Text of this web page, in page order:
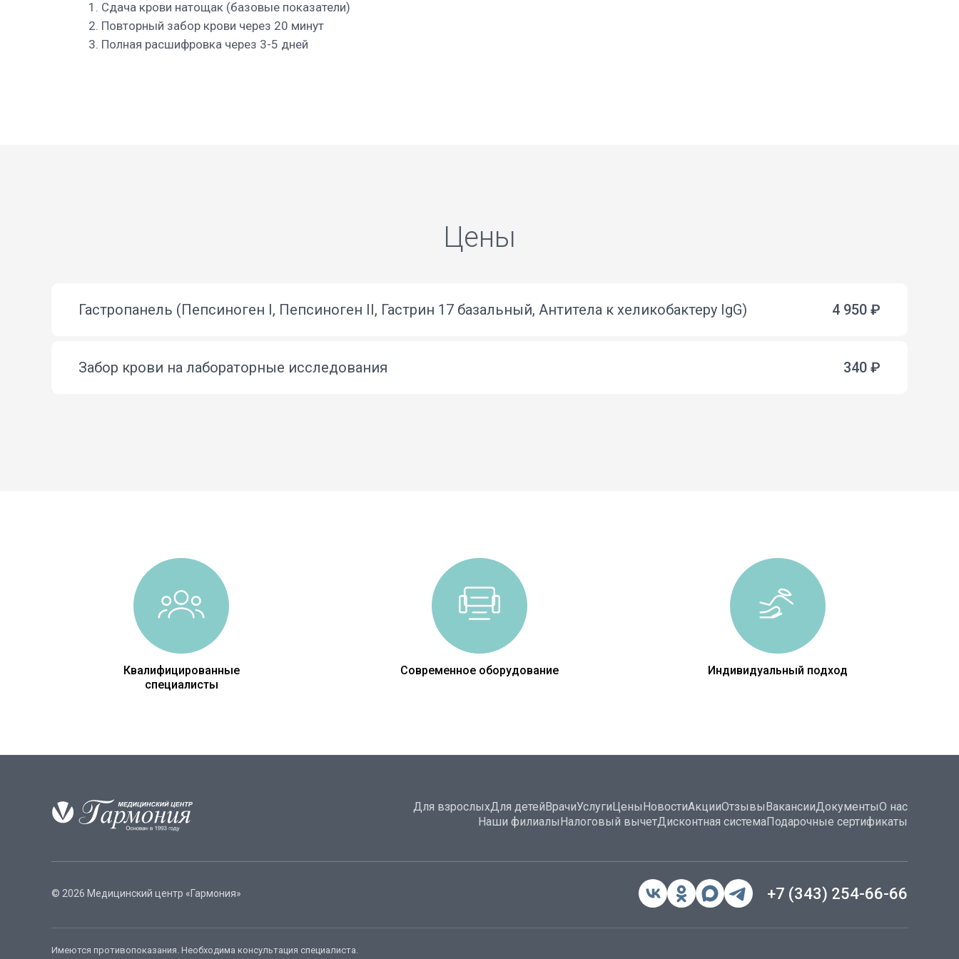
Сдача крови натощак (базовые показатели)
Повторный забор крови через 20 минут
Полная расшифровка через 3-5 дней
Цены
Гастропанель (Пепсиноген I, Пепсиноген II, Гастрин 17 базальный, Антитела к хеликобактеру IgG) 4 950 ₽
Забор крови на лабораторные исследования 340 ₽
Квалифицированные
специалисты
Современное оборудование Индивидуальный подход
Для взрослыхДля детейВрачиУслугиЦеныНовостиАкцииОтзывыВакансииДокументыО нас
Наши филиалыНалоговый вычетДисконтная системаПодарочные сертификаты
© 2026 Медицинский центр «Гармония» +7 (343) 254-66-66
Имеются противопоказания. Необходима консультация специалиста.